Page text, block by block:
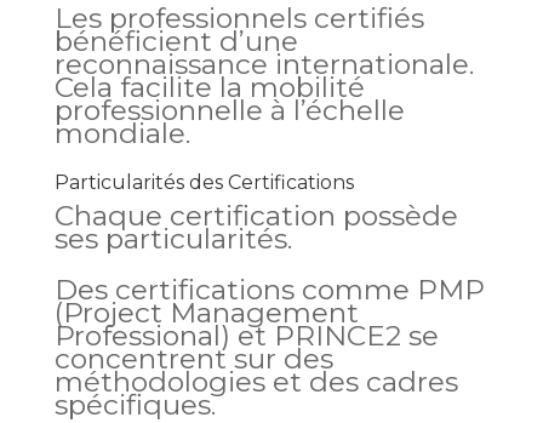
Les professionnels certifiés
bénéficient d’une
reconnaissance internationale.
Cela facilite la mobilité
professionnelle à l’échelle
mondiale.
Particularités des Certifications
Chaque certification possède
ses particularités.
Des certifications comme PMP
(Project Management
Professional) et PRINCE2 se
concentrent sur des
méthodologies et des cadres
spécifiques.